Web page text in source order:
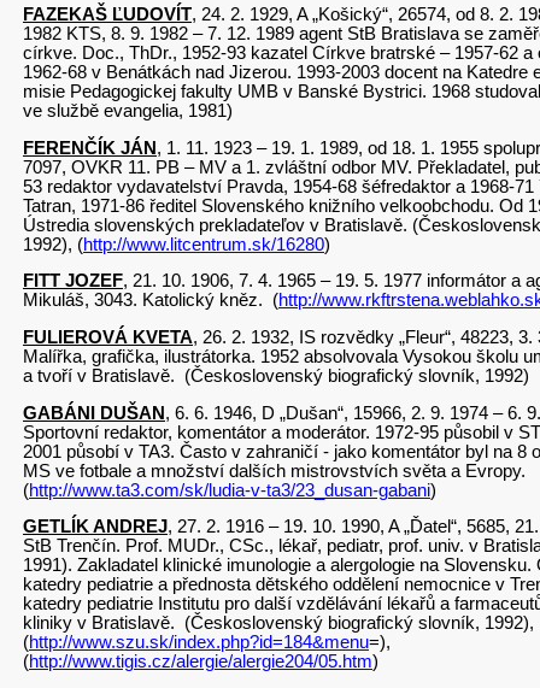
FAZEKAŠ ĽUDOVÍT, 24. 2. 1929, A „Košický“, 26574, od 8. 2.
1982 KTS, 8. 9. 1982 – 7. 12. 1989 agent StB Bratislava se
církve. Doc., ThDr., 1952-93 kazatel Církve bratrské – 1957-62 a
1962-68 v Benátkách nad Jizerou. 1993-2003 docent na Katedre
misie Pedagogickej fakulty UMB v Banské Bystrici. 1968
ve službě evangelia, 1981)
FERENČÍK JÁN , 1. 11. 1923 – 19. 1. 1989, od 18. 1. 1955
7097, OVKR 11. PB – MV a 1. zvláštní odbor MV. Překladatel,
53 redaktor vydavatelství Pravda, 1954-68 šéfredaktor a 1968-
Tatran, 1971-86 ředitel Slovenského knižního velkoobchodu. Od
Ústredia slovenských prekladateľov v Bratislavě.
1992), (http://www.litcentrum.sk/16280)
FITT JOZEF, 21. 10. 1906, 7. 4. 1965 – 19. 5. 1977 informátor a
Mikuláš, 3043. Katolický kněz. (http://
FULIEROVÁ KVETA, 26. 2. 1932, IS rozvědky „Fleur“, 48223,
Malířka, grafička, ilustrátorka. 1952 absolvovala Vysokou školu
a tvoří v Bratislavě. (Československý biografický slovník, 1992)
GABÁNI DUŠAN , 6. 6. 1946, D „Dušan“, 15966, 2. 9. 1974 – 6.
Sportovní redaktor, komentátor a moderátor. 1972-95 působil v
2001 působí v TA3. Často v zahraničí - jako komentátor byl na 8
MS ve fotbale a množství dalších mistrovstvích
(http://www.ta3.com/sk/ludia-v-ta3/23_dusan-gabani)
GETLÍK ANDREJ, 27. 2. 1916 – 19. 10. 1990, A „Ďatel“, 5685,
StB Trenčín. Prof. MUDr., CSc., lékař, pediatr, prof. univ. v
1991). Zakladatel klinické imunologie a alergologie na Slovensku.
katedry pediatrie a přednosta dětského oddělení nemocnice v
katedry pediatrie Institutu pro další vzdělávání lékařů a
kliniky v Bratislavě. (Československý biografický slovník, 1992),
(http://www.szu.sk/index.php?id=184&menu=),
(http://www.tigis.cz/alergie/alergie204/05.htm)